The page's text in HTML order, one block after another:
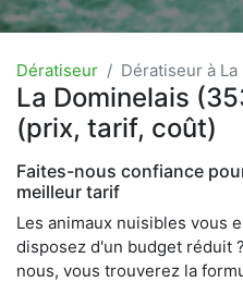
Dératiseur Dératiseur à
La Dominelais
(prix, tarif, coût)
Faites-nous confiance
meilleur tarif
Les animaux nuisibles vous
disposez d'un budget réduit
nous, vous trouverez la